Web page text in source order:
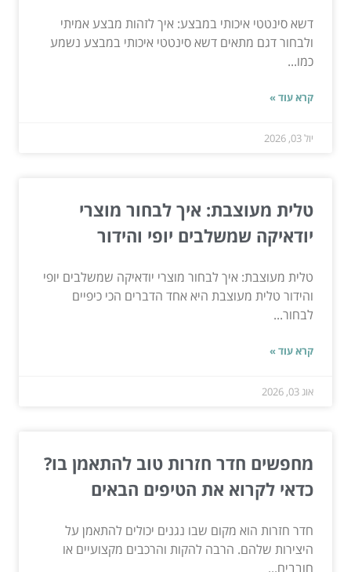
דשא סינטטי איכותי במבצע: איך לזהות מבצע אמיתי
ולבחור דגם מתאים דשא סינטטי איכותי במבצע נשמע
כמו...
קרא עוד »
יול 03, 2026
טלית מעוצבת: איך לבחור מוצרי
יודאיקה שמשלבים יופי והידור
טלית מעוצבת: איך לבחור מוצרי יודאיקה שמשלבים יופי
והידור טלית מעוצבת היא אחד הדברים הכי כיפיים
לבחור...
קרא עוד »
אוג 03, 2026
מחפשים חדר חזרות טוב להתאמן בו?
כדאי לקרוא את הטיפים הבאים
חדר חזרות הוא מקום שבו נגנים יכולים להתאמן על
היצירות שלהם. הרבה להקות והרכבים מקצועיים או
חובבים...